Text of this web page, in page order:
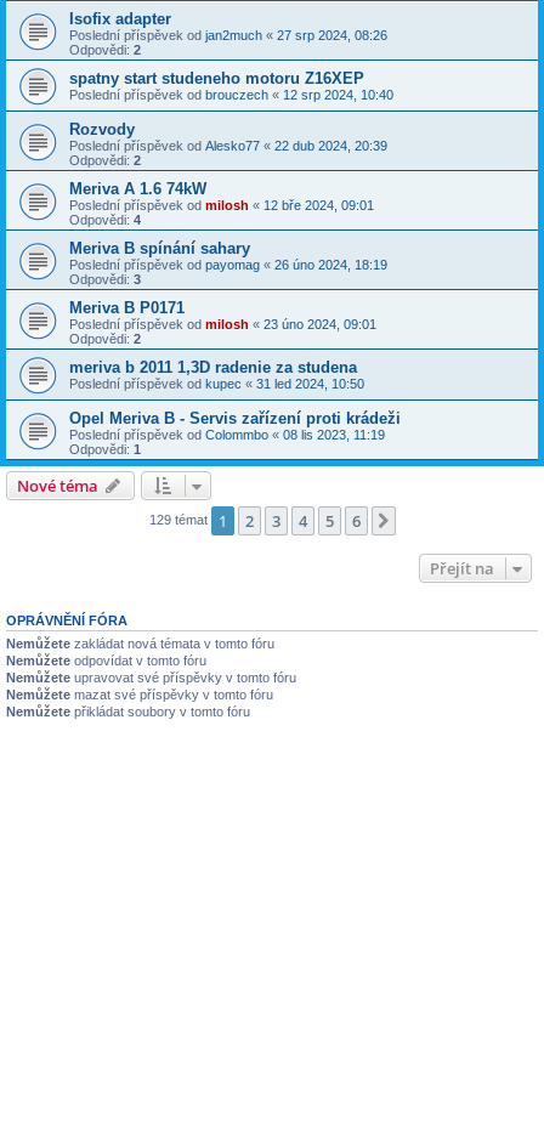
Isofix adapter
Poslední příspěvek od jan2much « 27 srp 2024, 08:26
Odpovědi: 2
spatny start studeneho motoru Z16XEP
Poslední příspěvek od brouczech « 12 srp 2024, 10:40
Rozvody
Poslední příspěvek od Alesko77 « 22 dub 2024, 20:39
Odpovědi: 2
Meriva A 1.6 74kW
Poslední příspěvek od milosh « 12 bře 2024, 09:01
Odpovědi: 4
Meriva B spínání sahary
Poslední příspěvek od payomag « 26 úno 2024, 18:19
Odpovědi: 3
Meriva B P0171
Poslední příspěvek od milosh « 23 úno 2024, 09:01
Odpovědi: 2
meriva b 2011 1,3D radenie za studena
Poslední příspěvek od kupec « 31 led 2024, 10:50
Opel Meriva B - Servis zařízení proti krádeži
Poslední příspěvek od Colommbo « 08 lis 2023, 11:19
Odpovědi: 1
Nové téma
129 témat 1 2 3 4 5 6
Přejít na
OPRÁVNĚNÍ FÓRA
Nemůžete zakládat nová témata v tomto fóru
Nemůžete odpovídat v tomto fóru
Nemůžete upravovat své příspěvky v tomto fóru
Nemůžete mazat své příspěvky v tomto fóru
Nemůžete přikládat soubory v tomto fóru